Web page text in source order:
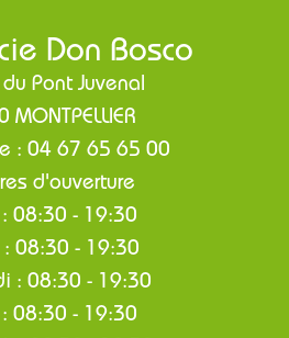
Don Bosco
Pont Juvenal
MONTPELLIER
: 04 67 65 65 00
d'ouverture
: 08:30 - 19:30
: 08:30 - 19:30
: 08:30 - 19:30
08:30 - 19:30